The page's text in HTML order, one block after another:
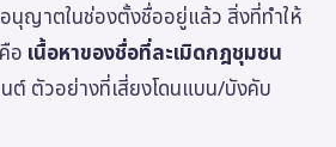
นุญาตในช่องตั้งชื่ออยู่แล้ว สิ่งที่ทำให้
อ เนื้อหาของชื่อที่ละเมิดกฎชุมชน
ต์ ตัวอย่างที่เสี่ยงโดนแบน/บังคับ